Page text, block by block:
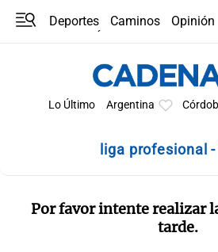
Deportes Caminos
Opinión
Lo Último Argentina
liga profesional
Por favor intente realizar
tarde.